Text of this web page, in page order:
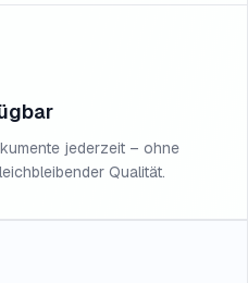
jederzeit – ohne
Qualität.